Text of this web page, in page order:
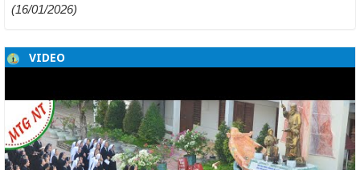
(16/01/2026)
VIDEO